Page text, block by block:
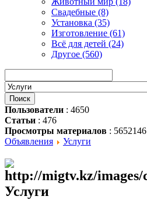
Свадебные (8)
Установка (35)
Изготовление (61)
Всё для детей (24)
Другое (560)
Пользователи : 4650
Статьи : 476
Просмотры материалов : 5652146
Объявления
Услуги
Услуги